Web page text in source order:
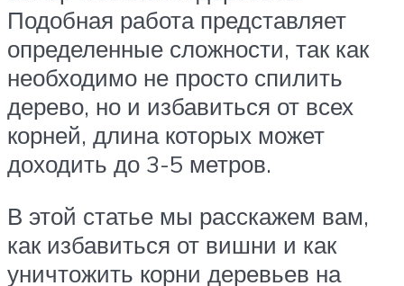
Подобная работа представляет
определенные сложности, так как
необходимо не просто спилить
дерево, но и избавиться от всех
корней, длина которых может
доходить до 3-5 метров.
В этой статье мы расскажем вам,
как избавиться от вишни и как
уничтожить корни деревьев на